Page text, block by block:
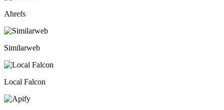
Ahrefs
Similarweb
Local Falcon